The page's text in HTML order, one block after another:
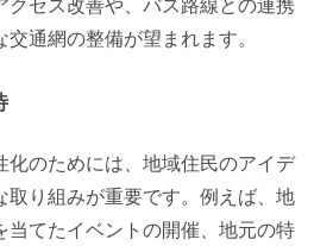
クセス改善や、バス路線との連携
通網の整備が望まれます。
化のためには、地域住民のアイデ
取り組みが重要です。例えば、地
当てたイベントの開催、地元の特